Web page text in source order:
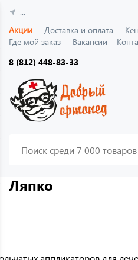
...
Акции
Доставка и оплата
Где мой заказ
Вакансии
8 (812) 448-83-33
Ляпко